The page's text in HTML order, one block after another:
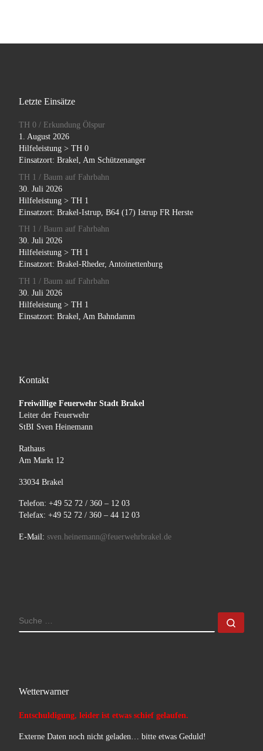
Letzte Einsätze
TH 0 / Erkundung Ölspur
1. August 2026
Hilfeleistung > TH 0
Einsatzort: Brakel, Am Schützenanger
TH 1 / Baum auf Fahrbahn
30. Juli 2026
Hilfeleistung > TH 1
Einsatzort: Brakel-Istrup, B64 (17) Istrup FR Herste
TH 1 / Baum auf Fahrbahn
30. Juli 2026
Hilfeleistung > TH 1
Einsatzort: Brakel-Rheder, Antoinettenburg
TH 1 / Baum auf Fahrbahn
30. Juli 2026
Hilfeleistung > TH 1
Einsatzort: Brakel, Am Bahndamm
Kontakt
Freiwillige Feuerwehr Stadt Brakel
Leiter der Feuerwehr
StBI Sven Heinemann
Rathaus
Am Markt 12
33034 Brakel
Telefon: +49 52 72 / 360 – 12 03
Telefax: +49 52 72 / 360 – 44 12 03
E-Mail: sven.heinemann@feuerwehrbrakel.de
SUCHE
Wetterwarner
Entschuldigung, leider ist etwas schief gelaufen.
Externe Daten noch nicht geladen… bitte etwas Geduld!